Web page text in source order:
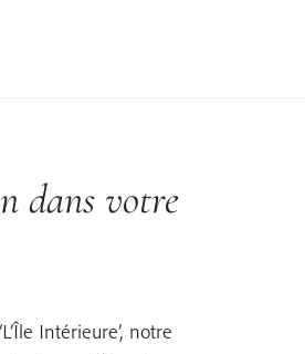
dans votre
Intérieure’, notre